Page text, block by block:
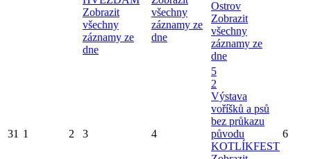
Zobrazit
všechny
záznamy ze
dne
všechny
záznamy ze
dne
Ostrov
Zobrazit
všechny
záznamy ze
dne
31 1 2 3 4
5
2
Výstava
voříšků a psů
bez průkazu
původu
KOTLÍKFEST
6